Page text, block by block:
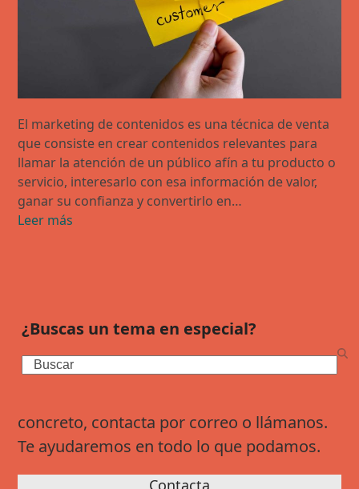
El marketing de contenidos es una técnica de venta
que consiste en crear contenidos relevantes para
llamar la atención de un público afín a tu producto o
servicio, interesarlo con esa información de valor,
ganar su confianza y convertirlo en…
Leer más
¿Buscas un tema en especial?
Search
concreto, contacta por correo o llámanos.
Te ayudaremos en todo lo que podamos.
Contacta